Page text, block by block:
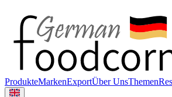
ProdukteMarkenExportÜber UnsThemen